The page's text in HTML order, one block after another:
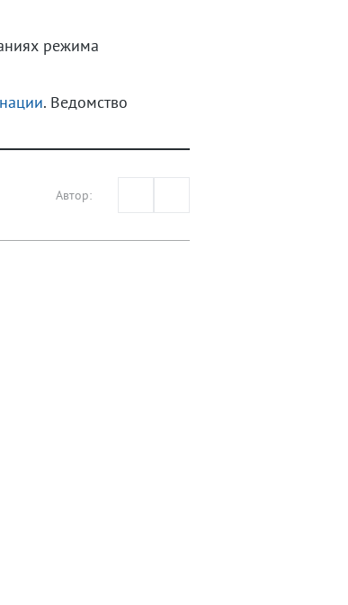
режима
. Ведомство
Автор: